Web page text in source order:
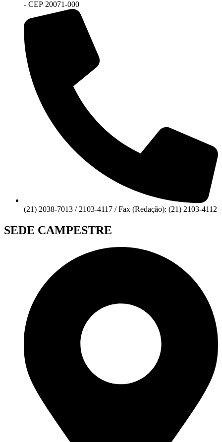
- CEP 20071-000
(21) 2038-7013 / 2103-4117 / Fax (Redação): (21) 2103-4112
SEDE CAMPESTRE